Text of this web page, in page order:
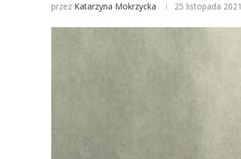
przez Katarzyna Mokrzycka 25 listopada 2021